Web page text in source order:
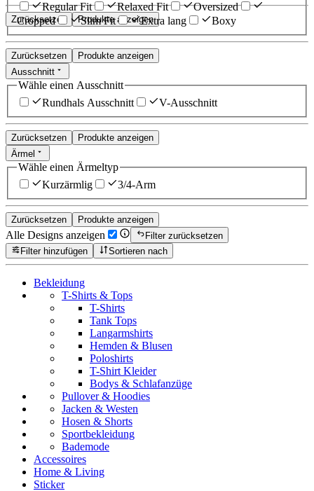
Zurücksetzen Produkte anzeigen
Regular Fit
Relaxed Fit
Oversized
Cropped
Slim Fit Extra lang Boxy
Zurücksetzen
Produkte anzeigen
Ausschnitt
Wähle einen Ausschnitt
Rundhals Ausschnitt
V-Ausschnitt
Zurücksetzen
Produkte anzeigen
Ärmel
Wähle einen Ärmeltyp
Kurzärmlig
3/4-Arm
Zurücksetzen Produkte anzeigen
Alle Designs anzeigen
Filter zurücksetzen
Filter hinzufügen
Sortieren nach
Bekleidung
T-Shirts & Tops
T-Shirts
Tank Tops
Langarmshirts
Hemden & Blusen
Poloshirts
T-Shirt Kleider
Bodys & Schlafanzüge
Pullover & Hoodies
Jacken & Westen
Hosen & Shorts
Sportbekleidung
Bademode
Accessoires
Home & Living
Sticker